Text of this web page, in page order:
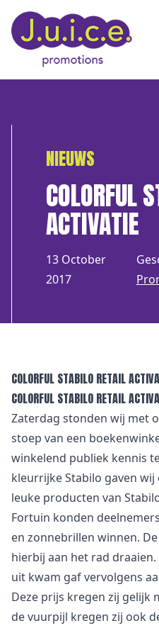
NIEUWS
COLORFUL
ACTIVATIE
13 October
2017
COLORFUL STABILO RETAIL
COLORFUL STABILO RETAIL
Zaterdag stonden wij met
stoep van een
winkelend publiek kennis
kleurrijke Stabilo gaven
leuke producten van
Fortuin konden
en zonnebrillen winnen.
hierbij aan het rad
uit kwam gaf vervolgens
Deze prijs kregen zij gelijk
de vuurpijl kregen zij ook